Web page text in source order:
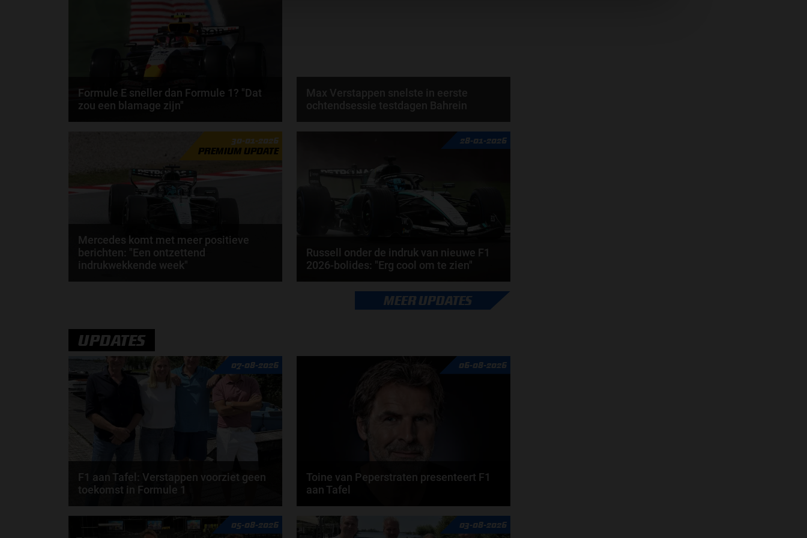
Formule E sneller dan Formule 1? "Dat
zou een blamage zijn"
Volgens voormalig Formule E-kampioen Lucas di
Grassi zijn Formule E-auto’s binnen een paar jaar
Max Verstappen snelste in eerste
ochtendsessie testdagen Bahrein
Max Verstappen heeft de ochtendsessie van de
eerste testdag in Bahrein als snelste afgesloten...
Amber Buwalda
30-01-2026
PREMIUM UPDATE
Mercedes komt met meer positieve
berichten: "Een ontzettend
indrukwekkende week"
doorJarlo van der Vloed
28-01-2026
Russell onder de indruk van nieuwe F1
2026-bolides: "Erg cool om te zien"
George Russell is uiterst positief na zijn eerste
kilometers over het Circuit de...MEER UPDATES
UPDATES
07-08-2026
F1 aan Tafel: Verstappen voorziet geen
toekomst in Formule 1
Max Verstappen wil géén Formule 1-team, de FIA en
de motorfabrikanten zaten niet op één lijn en...
06-08-2026
Toine van Peperstraten presenteert F1
aan Tafel
Rob van Someren, Beitske Visser en Frans
Verschuur schuiven aan in de nieuwe F1 aan Tafel.
05-08-2026 03-08-2026